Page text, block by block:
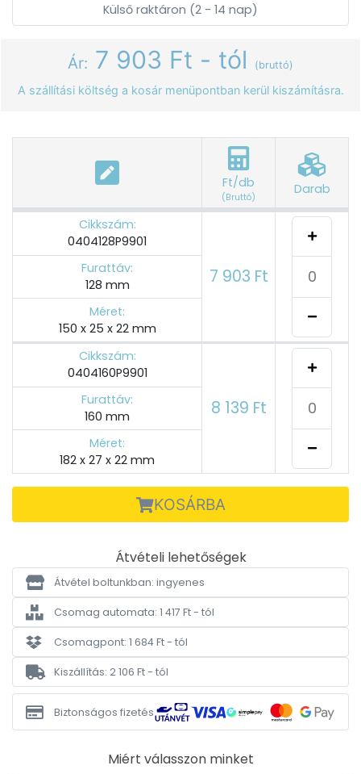
Külső raktáron (2 - 14 nap)
Ár: 7 903 Ft - tól (bruttó)
A szállítási költség a kosár menüpontban kerül kiszámításra.
Ft/db
(Bruttó)
Darab
Cikkszám:
0404128P9901
7 903 Ft
Furattáv:
128 mm
Méret:
150 x 25 x 22 mm
Cikkszám:
0404160P9901
8 139 Ft
Furattáv:
160 mm
Méret:
182 x 27 x 22 mm
KOSÁRBA
Átvételi lehetőségek
Átvétel boltunkban: ingyenes
Csomag automata: 1 417 Ft - tól
Csomagpont: 1 684 Ft - tól
Kiszállítás: 2 106 Ft - tól
Biztonságos fizetés
Miért válasszon minket